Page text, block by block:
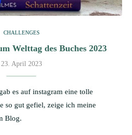
CHALLENGES
Welttag des Buches 2023
23. April 2023
es auf instagram eine tolle
so gut gefiel, zeige ich meine
Blog.